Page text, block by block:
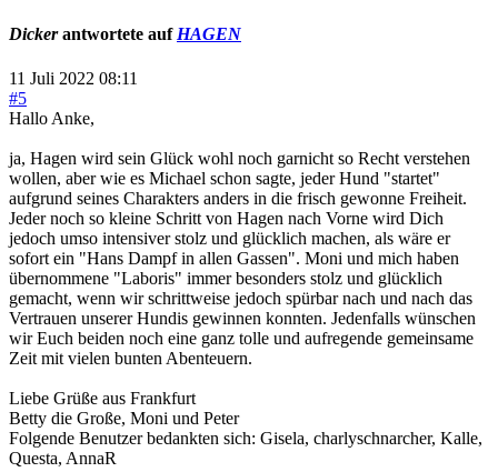
Dickerantwortete auf HAGEN
11 Juli 2022 08:11
#5
Hallo Anke,
ja, Hagen wird sein Glück wohl noch garnicht so Recht verstehen
wollen, aber wie es Michael schon sagte, jeder Hund "startet"
aufgrund seines Charakters anders in die frisch gewonne Freiheit.
Jeder noch so kleine Schritt von Hagen nach Vorne wird Dich
jedoch umso intensiver stolz und glücklich machen, als wäre er
sofort ein "Hans Dampf in allen Gassen". Moni und mich haben
übernommene "Laboris" immer besonders stolz und glücklich
gemacht, wenn wir schrittweise jedoch spürbar nach und nach das
Vertrauen unserer Hundis gewinnen konnten. Jedenfalls wünschen
wir Euch beiden noch eine ganz tolle und aufregende gemeinsame
Zeit mit vielen bunten Abenteuern.
Liebe Grüße aus Frankfurt
Betty die Große, Moni und Peter
Folgende Benutzer bedankten sich: Gisela, charlyschnarcher, Kalle,
Questa, AnnaR